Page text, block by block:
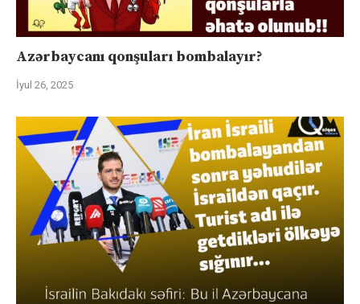
Azərbaycanı qonşuları bombalayır?
İyul 26, 2025